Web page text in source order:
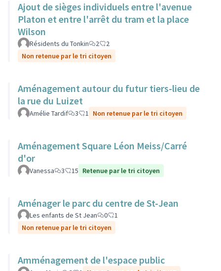
Ajout de sièges individuels entre l'avenue
Platon et entre l'arrêt du tram et la place
Wilson
Résidents du Tonkin 2
2
Non retenue par le tri citoyen
Aménagement autour du futur tiers-lieu de
la rue du Luizet
Amélie Tardif 3 1 Non retenue par le tri citoyen
Aménagement Square Léon Meiss/Carré
d'or
Vanessa 3 15 Retenue par le tri citoyen
Aménager le parc du centre de St-Jean
Les enfants de St Jean 0
1
Non retenue par le tri citoyen
Amménagement de l'espace public